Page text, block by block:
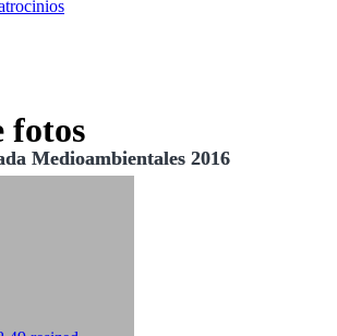
fotos
Medioambientales 2016